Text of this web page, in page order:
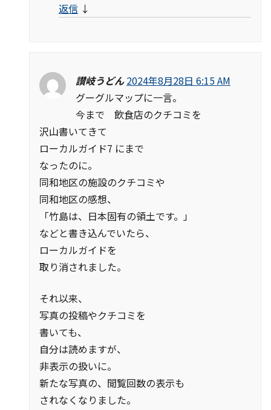
返信 ↓
讃岐うどん 2024年8月28日 6:15 AM
グーグルマップに一言。
今まで 飲食店のクチコミを
沢山書いてきて
ローカルガイド7 にまで
なったのに。
同和地区の施設のクチコミや
同和地区の感想、
「竹島は、日本固有の領土です。」
などと書き込んでいたら、
ローカルガイドを
取り消されました。
それ以来、
写真の投稿やクチコミを
書いても、
自分は読めますが、
非表示の扱いに。
新たな写真の、閲覧回数の表示も
されなくなりました。